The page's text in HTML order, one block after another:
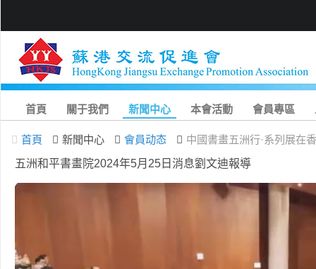
首頁 關于我們 新聞中心 本會活動 會員專區
首頁 新聞中心 會員动态
中國書畫五洲行·系列展在
五洲和平書畫院2024年5月25日消息劉文迪報導